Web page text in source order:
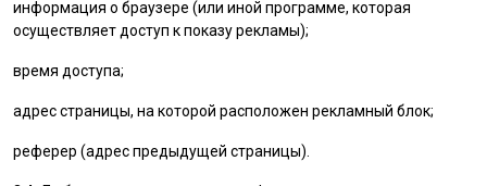
информация о браузере (или иной программе, которая
осуществляет доступ к показу рекламы);
время доступа;
адрес страницы, на которой расположен рекламный блок;
реферер (адрес предыдущей страницы).